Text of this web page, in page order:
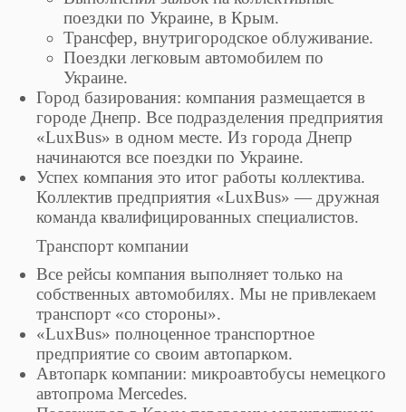
поездки по Украине, в Крым.
Трансфер, внутригородское облуживание.
Поездки легковым автомобилем по
Украине.
Город базирования: компания размещается в
городе Днепр. Все подразделения предприятия
«LuxBus» в одном месте. Из города Днепр
начинаются все поездки по Украине.
Успех компания это итог работы коллектива.
Коллектив предприятия «LuxBus» — дружная
команда квалифицированных специалистов.
Транспорт компании
Все рейсы компания выполняет только на
собственных автомобилях. Мы не привлекаем
транспорт «со стороны».
«LuxBus» полноценное транспортное
предприятие со своим автопарком.
Автопарк компании: микроавтобусы немецкого
автопрома Mercedes.